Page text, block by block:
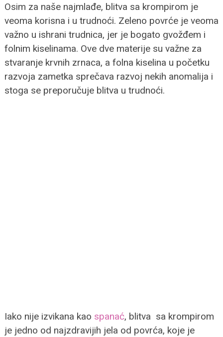
Osim za naše najmlađe, blitva sa krompirom je
veoma korisna i u trudnoći. Zeleno povrće je veoma
važno u ishrani trudnica, jer je bogato gvožđem i
folnim kiselinama. Ove dve materije su važne za
stvaranje krvnih zrnaca, a folna kiselina u početku
razvoja zametka sprečava razvoj nekih anomalija i
stoga se preporučuje blitva u trudnoći.
Iako nije izvikana kao spanać, blitva sa krompirom
je jedno od najzdravijih jela od povrća, koje je